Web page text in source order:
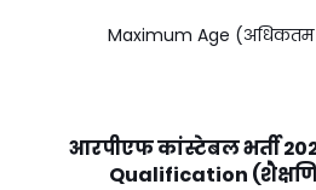
Maximum Age (अधिकतम
आरपीएफ कांस्टेबल भर्ती
Qualification